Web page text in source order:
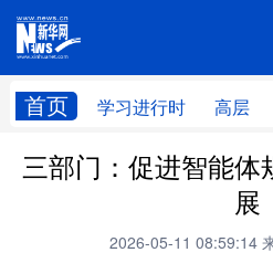
首页 学习进行时 高层
网站地
学习进行时 高层
三部门：促进智能体
展
2026-05-11 08:59:14